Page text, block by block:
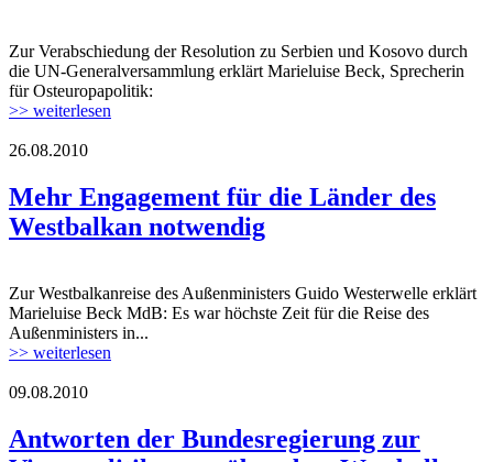
Zur Verabschiedung der Resolution zu Serbien und Kosovo durch
die UN-Generalversammlung erklärt Marieluise Beck, Sprecherin
für Osteuropapolitik:
>> weiterlesen
26.08.2010
Mehr Engagement für die Länder des
Westbalkan notwendig
Zur Westbalkanreise des Außenministers Guido Westerwelle erklärt
Marieluise Beck MdB: Es war höchste Zeit für die Reise des
Außenministers in...
>> weiterlesen
09.08.2010
Antworten der Bundesregierung zur